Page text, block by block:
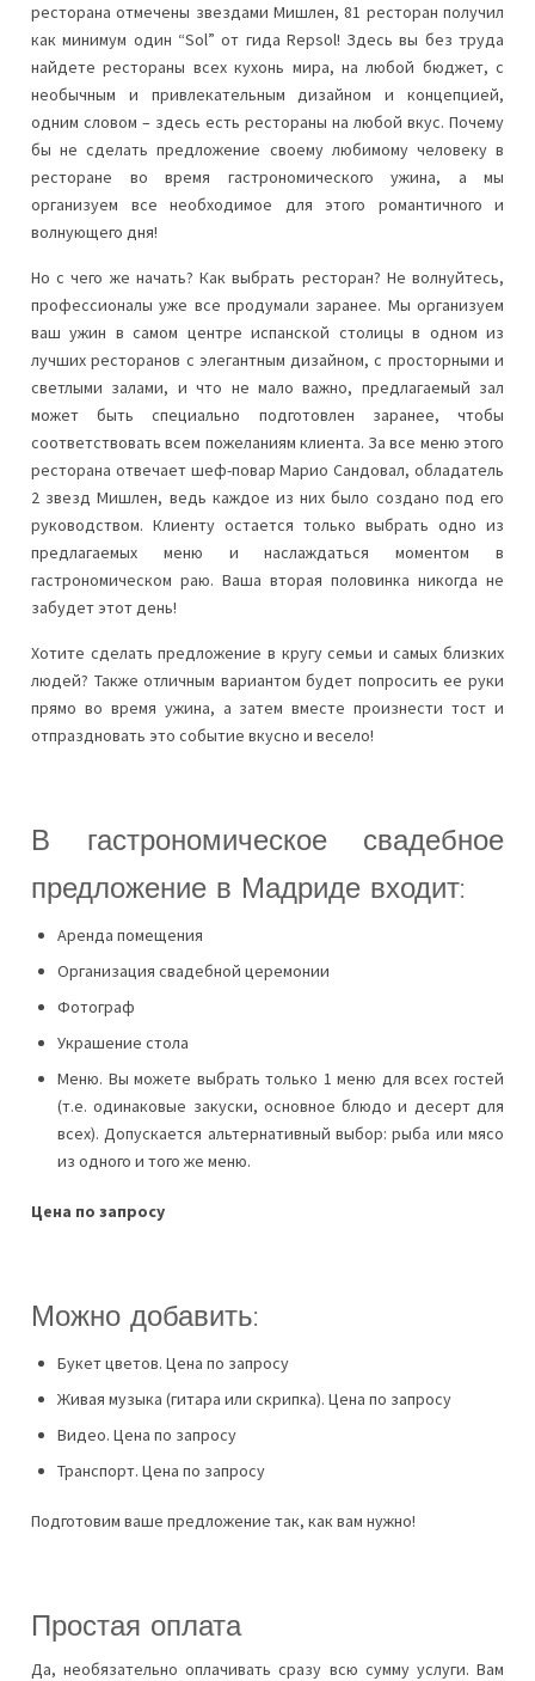
ресторана отмечены звездами Мишлен, 81 ресторан получил
как минимум один “Sol” от гида Repsol! Здесь вы без труда
найдете рестораны всех кухонь мира, на любой бюджет, с
необычным и привлекательным дизайном и концепцией,
одним словом – здесь есть рестораны на любой вкус. Почему
бы не сделать предложение своему любимому человеку в
ресторане во время гастрономического ужина, а мы
организуем все необходимое для этого романтичного и
волнующего дня!
Но с чего же начать? Как выбрать ресторан? Не волнуйтесь,
профессионалы уже все продумали заранее. Мы организуем
ваш ужин в самом центре испанской столицы в одном из
лучших ресторанов с элегантным дизайном, с просторными и
светлыми залами, и что не мало важно, предлагаемый зал
может быть специально подготовлен заранее, чтобы
соответствовать всем пожеланиям клиента. За все меню этого
ресторана отвечает шеф-повар Марио Сандовал, обладатель
2 звезд Мишлен, ведь каждое из них было создано под его
руководством. Клиенту остается только выбрать одно из
предлагаемых меню и наслаждаться моментом в
гастрономическом раю. Ваша вторая половинка никогда не
забудет этот день!
Хотите сделать предложение в кругу семьи и самых близких
людей? Также отличным вариантом будет попросить ее руки
прямо во время ужина, а затем вместе произнести тост и
отпраздновать это событие вкусно и весело!
В гастрономическое свадебное
предложение в Мадриде входит:
Аренда помещения
Организация свадебной церемонии
Фотограф
Украшение стола
Меню. Вы можете выбрать только 1 меню для всех гостей
(т.е. одинаковые закуски, основное блюдо и десерт для
всех). Допускается альтернативный выбор: рыба или мясо
из одного и того же меню.
Цена по запросу
Можно добавить:
Букет цветов. Цена по запросу
Живая музыка (гитара или скрипка). Цена по запросу
Видео. Цена по запросу
Транспорт. Цена по запросу
Подготовим ваше предложение так, как вам нужно!
Простая оплата
Да, необязательно оплачивать сразу всю сумму услуги. Вам